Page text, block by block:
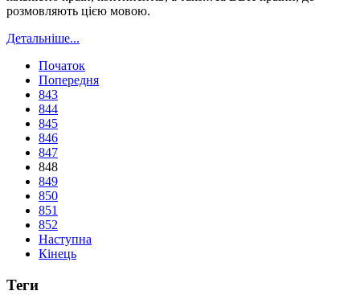
розмовляють цією мовою.
Детальніше...
Початок
Попередня
843
844
845
846
847
848
849
850
851
852
Наступна
Кінець
Теги